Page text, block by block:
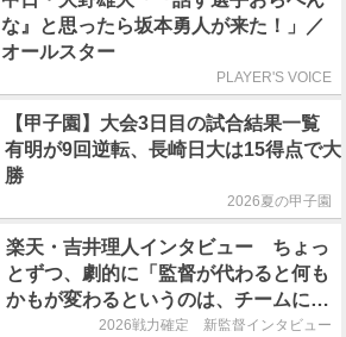
な』と思ったら坂本勇人が来た！」／
オールスター
PLAYER'S VOICE
【甲子園】大会3日目の試合結果一覧
有明が9回逆転、長崎日大は15得点で大
勝
2026夏の甲子園
楽天・吉井理人インタビュー ちょっ
とずつ、劇的に「監督が代わると何も
かもが変わるというのは、チームにと
って良くないことなんです」
2026戦力確定 新監督インタビュー